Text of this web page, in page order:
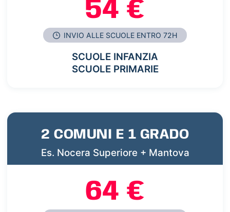
54 €
INVIO ALLE SCUOLE ENTRO 72H
SCUOLE INFANZIA
SCUOLE PRIMARIE
2 COMUNI E 1 GRADO
Es. Nocera Superiore + Mantova
64 €